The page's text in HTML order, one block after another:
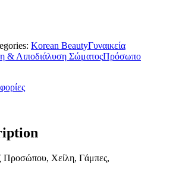
Korean BeautyΓυναικεία
& Λιποδιάλυση ΣώματοςΠρόσωπο
Προσώπου, Χείλη, Γάμπες,